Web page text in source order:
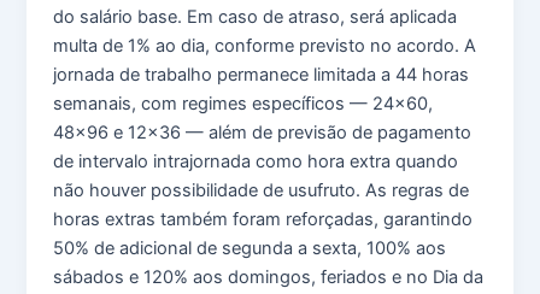
do salário base. Em caso de atraso, será aplicada
multa de 1% ao dia, conforme previsto no acordo. A
jornada de trabalho permanece limitada a 44 horas
semanais, com regimes específicos — 24×60,
48×96 e 12×36 — além de previsão de pagamento
de intervalo intrajornada como hora extra quando
não houver possibilidade de usufruto. As regras de
horas extras também foram reforçadas, garantindo
50% de adicional de segunda a sexta, 100% aos
sábados e 120% aos domingos, feriados e no Dia da